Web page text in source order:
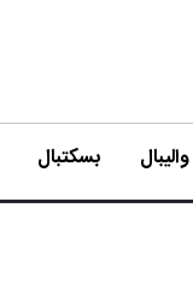
والیبال بسکتبال